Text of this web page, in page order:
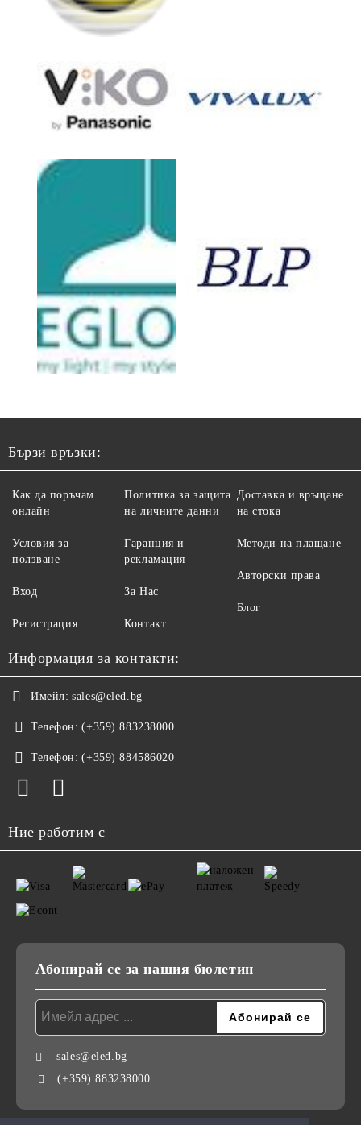
Бързи връзки:
Как да поръчам
онлайн
Условия за
ползване
Вход
Регистрация
Политика за защита
на личните данни
Гаранция и
рекламация
За Нас
Контакт
Доставка и връщане
на стока
Методи на плащане
Авторски права
Блог
Информация за контакти:
Имейл: sales@eled.bg
Телефон: (+359) 883238000
Телефон: (+359) 884586020
Ние работим с
Абонирай се за нашия бюлетин
sales@eled.bg
(+359) 883238000